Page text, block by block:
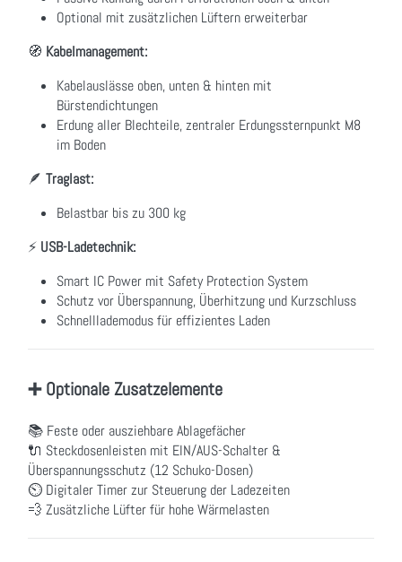
Optional mit zusätzlichen Lüftern erweiterbar
🧭 Kabelmanagement:
Kabelauslässe oben, unten & hinten mit
Bürstendichtungen
Erdung aller Blechteile, zentraler Erdungssternpunkt M8
im Boden
🪶 Traglast:
Belastbar bis zu 300 kg
⚡ USB-Ladetechnik:
Smart IC Power mit Safety Protection System
Schutz vor Überspannung, Überhitzung und Kurzschluss
Schnelllademodus für effizientes Laden
➕ Optionale Zusatzelemente
📚 Feste oder ausziehbare Ablagefächer
🔌 Steckdosenleisten mit EIN/AUS-Schalter &
Überspannungsschutz (12 Schuko-Dosen)
⏲ Digitaler Timer zur Steuerung der Ladezeiten
💨 Zusätzliche Lüfter für hohe Wärmelasten